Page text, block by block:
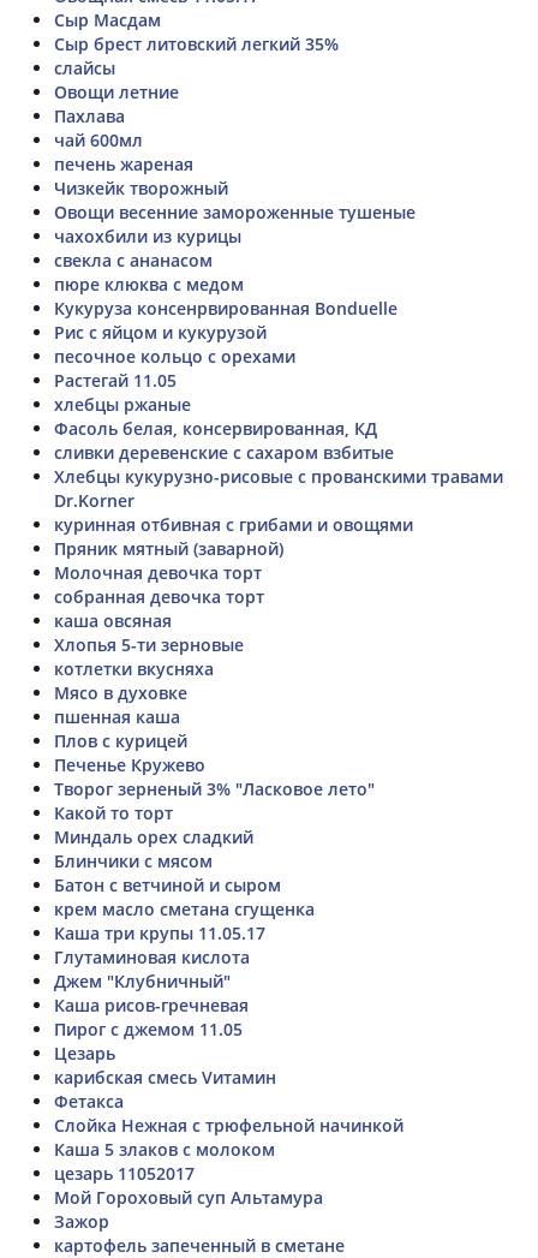
Сыр Масдам
Сыр брест литовский легкий 35%
слайсы
Овощи летние
Пахлава
чай 600мл
печень жареная
Чизкейк творожный
Овощи весенние замороженные тушеные
чахохбили из курицы
свекла с ананасом
пюре клюква с медом
Кукуруза консенрвированная Bonduelle
Рис с яйцом и кукурузой
песочное кольцо с орехами
Растегай 11.05
хлебцы ржаные
Фасоль белая, консервированная, КД
сливки деревенские с сахаром взбитые
Хлебцы кукурузно-рисовые с прованскими травами
Dr.Korner
куринная отбивная с грибами и овощями
Пряник мятный (заварной)
Молочная девочка торт
собранная девочка торт
каша овсяная
Хлопья 5-ти зерновые
котлетки вкусняха
Мясо в духовке
пшенная каша
Плов с курицей
Печенье Кружево
Творог зерненый 3% "Ласковое лето"
Какой то торт
Миндаль орех сладкий
Блинчики с мясом
Батон с ветчиной и сыром
крем масло сметана сгущенка
Каша три крупы 11.05.17
Глутаминовая кислота
Джем "Клубничный"
Каша рисов-гречневая
Пирог с джемом 11.05
Цезарь
карибская смесь Vитамин
Фетакса
Слойка Нежная с трюфельной начинкой
Каша 5 злаков с молоком
цезарь 11052017
Мой Гороховый суп Альтамура
Зажор
картофель запеченный в сметане